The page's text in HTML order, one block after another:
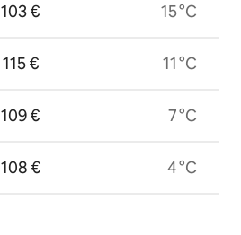
103 €
115 €
109 €
108 €
15 °C
11 °C
7 °C
4 °C